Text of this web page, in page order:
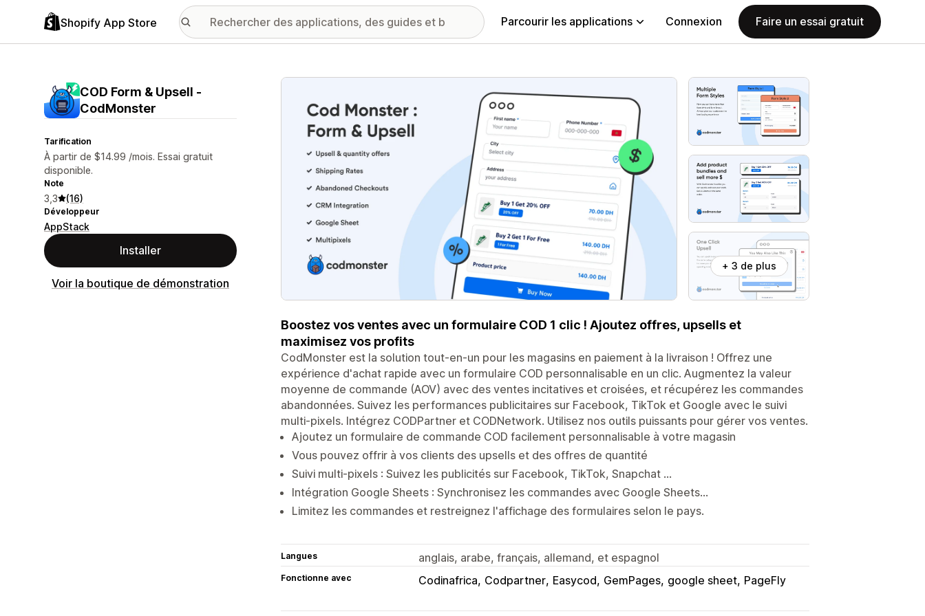
Shopify App Store Parcourir les applications Connexion Faire un essai gratuit
COD Form & Upsell ‑
CodMonster
Tarification
À partir de $14.99 /mois. Essai gratuit
disponible.
Note
3,3 (16)
Développeur
AppStack
Installer
Voir la boutique de démonstration
Galerie d’images vedette
+ 3 de plus
Boostez vos ventes avec un formulaire COD 1 clic ! Ajoutez offres, upsells et
maximisez vos profits
CodMonster est la solution tout-en-un pour les magasins en paiement à la livraison ! Offrez une
expérience d'achat rapide avec un formulaire COD personnalisable en un clic. Augmentez la valeur
moyenne de commande (AOV) avec des ventes incitatives et croisées, et récupérez les commandes
abandonnées. Suivez les performances publicitaires sur Facebook, TikTok et Google avec le suivi
multi-pixels. Intégrez CODPartner et CODNetwork. Utilisez nos outils puissants pour gérer vos ventes.
Ajoutez un formulaire de commande COD facilement personnalisable à votre magasin
Vous pouvez offrir à vos clients des upsells et des offres de quantité
Suivi multi-pixels : Suivez les publicités sur Facebook, TikTok, Snapchat ...
Intégration Google Sheets : Synchronisez les commandes avec Google Sheets...
Limitez les commandes et restreignez l'affichage des formulaires selon le pays.
Langues anglais, arabe, français, allemand, et espagnol
Fonctionne avec Codinafrica Codpartner Easycod GemPages google sheet PageFly